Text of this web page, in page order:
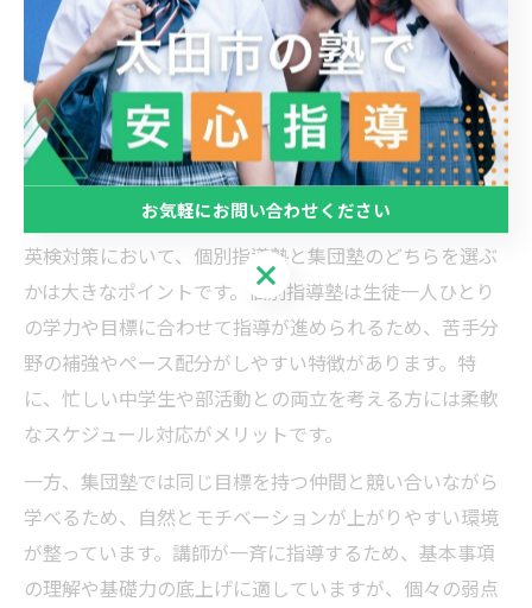
慣がついた」といった声もあり、サポート体制の充実度
は合格率向上にもつながります。見学や体験時に、どの
ようなサポートが受けられるかをしっかり確認しましょ
う。
個別指導塾と集団塾の違いと選び方
英検対策において、個別指導塾と集団塾のどちらを選ぶ
かは大きなポイントです。個別指導塾は生徒一人ひとり
の学力や目標に合わせて指導が進められるため、苦手分
野の補強やペース配分がしやすい特徴があります。特
に、忙しい中学生や部活動との両立を考える方には柔軟
なスケジュール対応がメリットです。
一方、集団塾では同じ目標を持つ仲間と競い合いながら
学べるため、自然とモチベーションが上がりやすい環境
が整っています。講師が一斉に指導するため、基本事項
の理解や基礎力の底上げに適していますが、個々の弱点
お気軽にお問い合わせください
お気軽にお問い合わせください